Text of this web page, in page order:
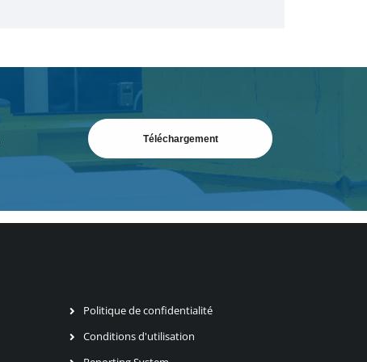
Téléchargement
Politique de confidentialité
Conditions d'utilisation